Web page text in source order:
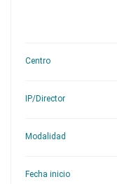
Centro
IP/Director
Modalidad
Fecha inicio